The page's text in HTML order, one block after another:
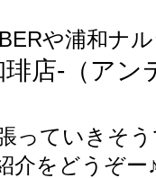
や浦和ナ
店-（アン
っていきそ
介をどうぞー